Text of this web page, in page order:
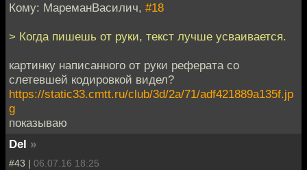
Кому: МареманВасилич, #18
> Когда пишешь от руки, текст лучше усваивается.
картинку написанного от руки реферата со
слетевшей кодировкой видел?
https://static33.cmtt.ru/club/3d/2a/71/adf421889a135f.jp
g
показываю
Del »
#43 | 06.07.16 18:25